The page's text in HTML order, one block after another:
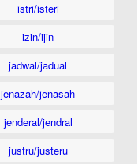
istri/isteri
izin/ijin
jadwal/jadual
jenazah/jenasah
jenderal/jendral
justru/justeru